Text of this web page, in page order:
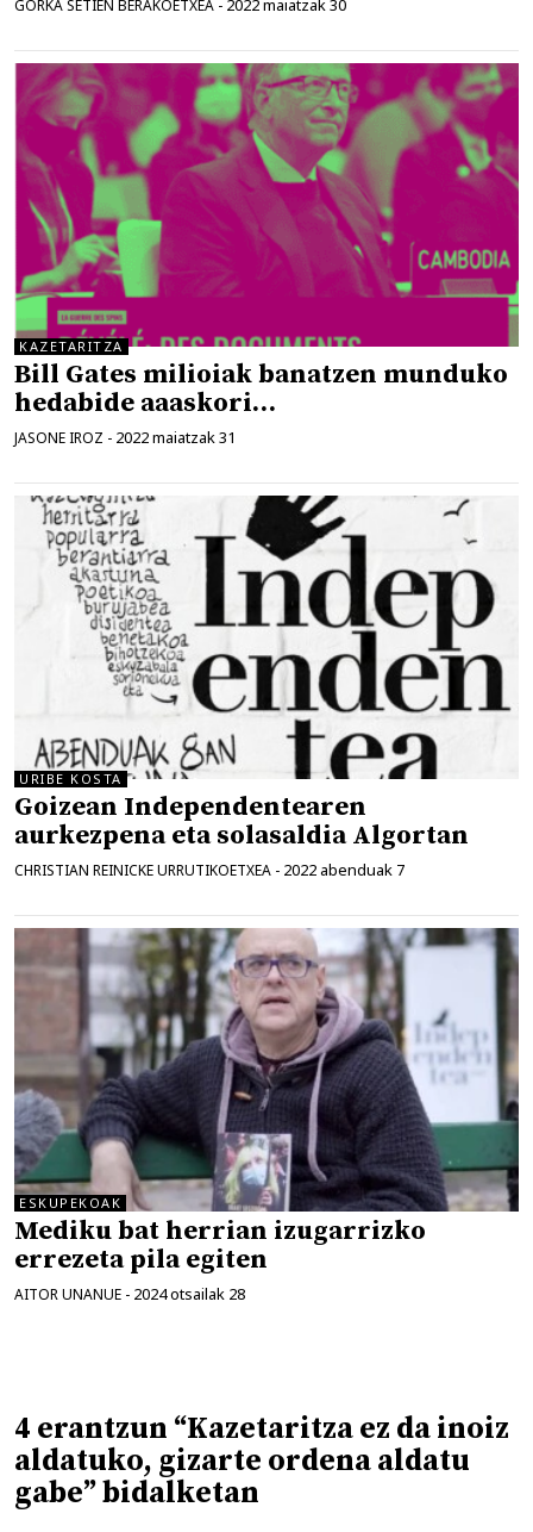
GORKA SETIEN BERAKOETXEA - 2022 maiatzak 30
KAZETARITZA
Bill Gates milioiak banatzen munduko
hedabide aaaskori…
JASONE IROZ - 2022 maiatzak 31
URIBE KOSTA
Goizean Independentearen
aurkezpena eta solasaldia Algortan
CHRISTIAN REINICKE URRUTIKOETXEA - 2022 abenduak 7
ESKUPEKOAK
Mediku bat herrian izugarrizko
errezeta pila egiten
AITOR UNANUE - 2024 otsailak 28
4 erantzun “Kazetaritza ez da inoiz
aldatuko, gizarte ordena aldatu
gabe” bidalketan